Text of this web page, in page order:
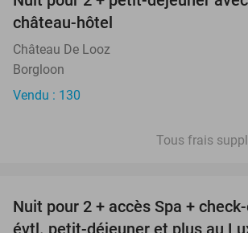
château-hôtel
Château De Looz
Borgloon
Vendu : 130
Tous frais
Nuit pour 2 + accès Spa +